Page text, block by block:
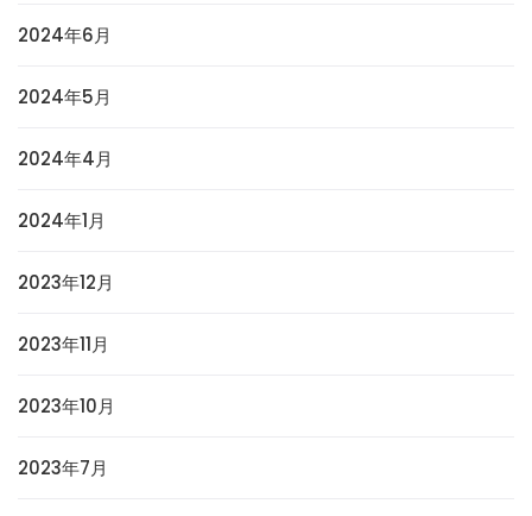
2024年6月
2024年5月
2024年4月
2024年1月
2023年12月
2023年11月
2023年10月
2023年7月